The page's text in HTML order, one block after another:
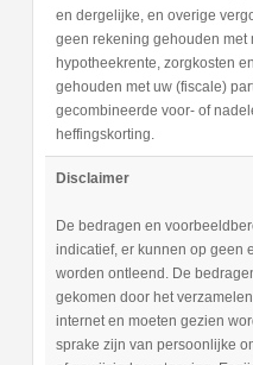
en dergelijke, en overige
geen rekening gehouden met
hypotheekrente, zorgkosten
gehouden met uw (fiscale)
gecombineerde voor- of
heffingskorting.
Disclaimer
De bedragen en
indicatief, er kunnen op geen
worden ontleend. De
gekomen door het
internet en moeten gezien
sprake zijn van persoonlijke